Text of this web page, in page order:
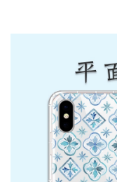
視化妝包
NT$ 129
NT$ 159
-